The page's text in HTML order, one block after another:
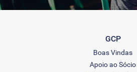
GCP
Boas Vindas
Apoio ao Sócio